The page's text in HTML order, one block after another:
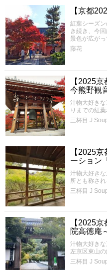
【京都
紅葉シーズ
き続き、今
景色が広がっ
藤花
【2025
今熊野観
汁物大好き
りまでの紅
三杯目 J
【2025
ーション
汁物大好き
所とも称さ
三杯目 J
【2025
院高徳庵
汁物大好き
左京区東山
三杯目 J